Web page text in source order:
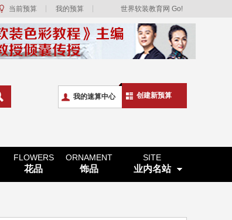
当前预算 我的预算 世界软装教育网 Go!
我的速算中心 创建新预算
FLOWERS
花品
ORNAMENT
饰品
SITE
业内名站